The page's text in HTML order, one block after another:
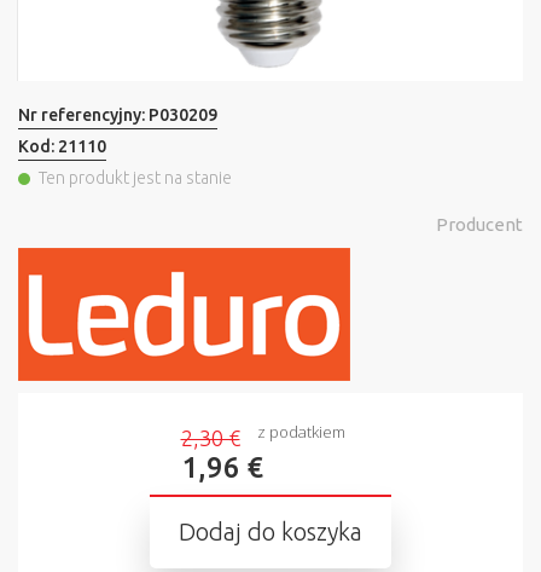
Nr referencyjny: P030209
Kod: 21110
Ten produkt jest na stanie
Producent
2,30 €
1,96 €
z podatkiem
Dodaj do koszyka